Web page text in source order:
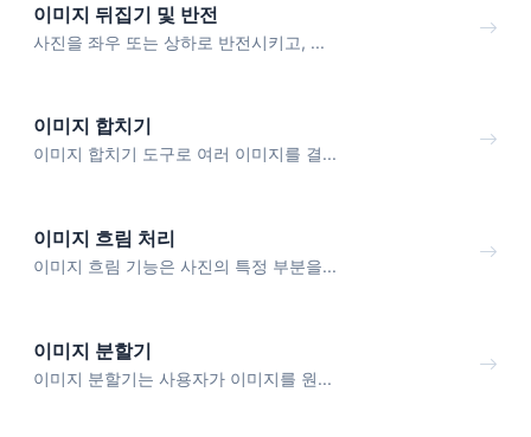
이미지 뒤집기 및 반전
사진을 좌우 또는 상하로 반전시키고, ...
이미지 합치기
이미지 합치기 도구로 여러 이미지를 결...
이미지 흐림 처리
이미지 흐림 기능은 사진의 특정 부분을...
이미지 분할기
이미지 분할기는 사용자가 이미지를 원...